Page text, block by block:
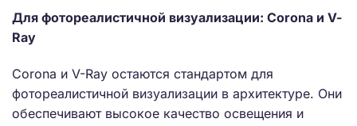
Для фотореалистичной визуализации: Corona и V-
Ray
Corona и V-Ray остаются стандартом для
фотореалистичной визуализации в архитектуре. Они
обеспечивают высокое качество освещения и